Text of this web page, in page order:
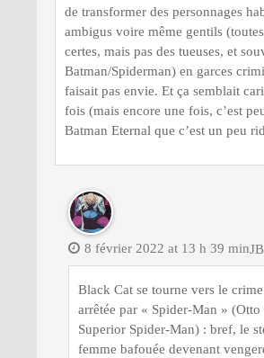
de transformer des personnages
ambigus voire même gentils
certes, mais pas des tueuses, et
Batman/Spiderman) en garces
faisait pas envie. Et ça semblait
fois (mais encore une fois, c’est
Batman Eternal que c’est un peu
JB
8 février 2022 at 13 h 39 min
Black Cat se tourne vers le
arrêtée par « Spider-Man »
Superior Spider-Man) : bref, le
femme bafouée devenant